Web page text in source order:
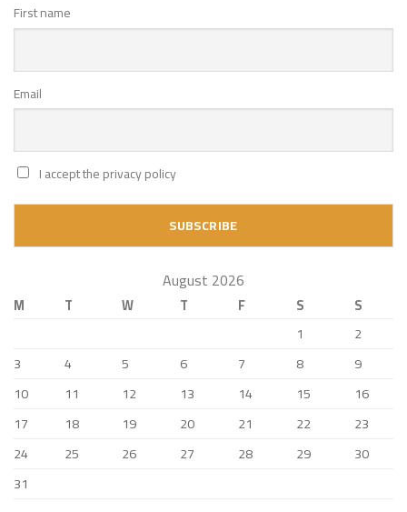
First name
Email
I accept the privacy policy
August 2026
M T W T F S
S
1
2
3
4 5 6 7 8
9
10
11 12 13 14 15
16
17
18 19 20 21 22
23
24
25 26 27 28 29
30
31